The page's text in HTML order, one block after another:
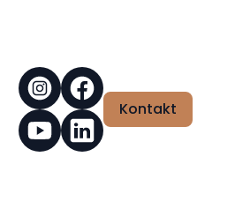
Kontakt